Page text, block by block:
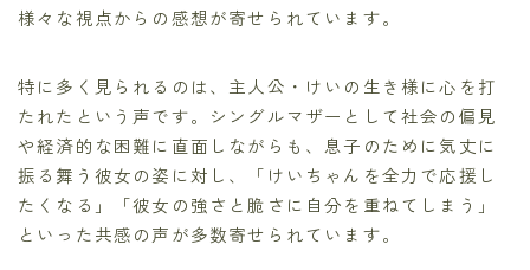
様々な視点からの感想が寄せられています。
特に多く見られるのは、主人公・けいの生き様に心を打
たれたという声です。シングルマザーとして社会の偏見
や経済的な困難に直面しながらも、息子のために気丈に
振る舞う彼女の姿に対し、「けいちゃんを全力で応援し
たくなる」「彼女の強さと脆さに自分を重ねてしまう」
といった共感の声が多数寄せられています。